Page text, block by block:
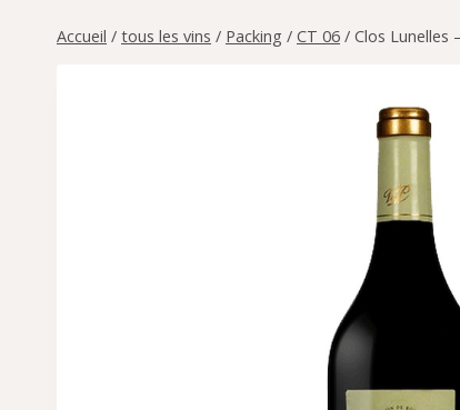
Accueil / tous les vins / Packing / CT 06 / Clos Lunelles